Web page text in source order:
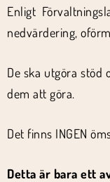
Enligt
nedvärdering,
De ska utgöra stöd
dem att göra.
Det finns INGEN
Detta är bara ett